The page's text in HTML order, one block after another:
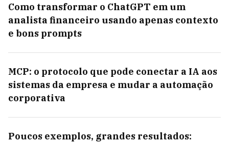
Como transformar o ChatGPT em um
analista financeiro usando apenas contexto
e bons prompts
MCP: o protocolo que pode conectar a IA aos
sistemas da empresa e mudar a automação
corporativa
Poucos exemplos, grandes resultados: